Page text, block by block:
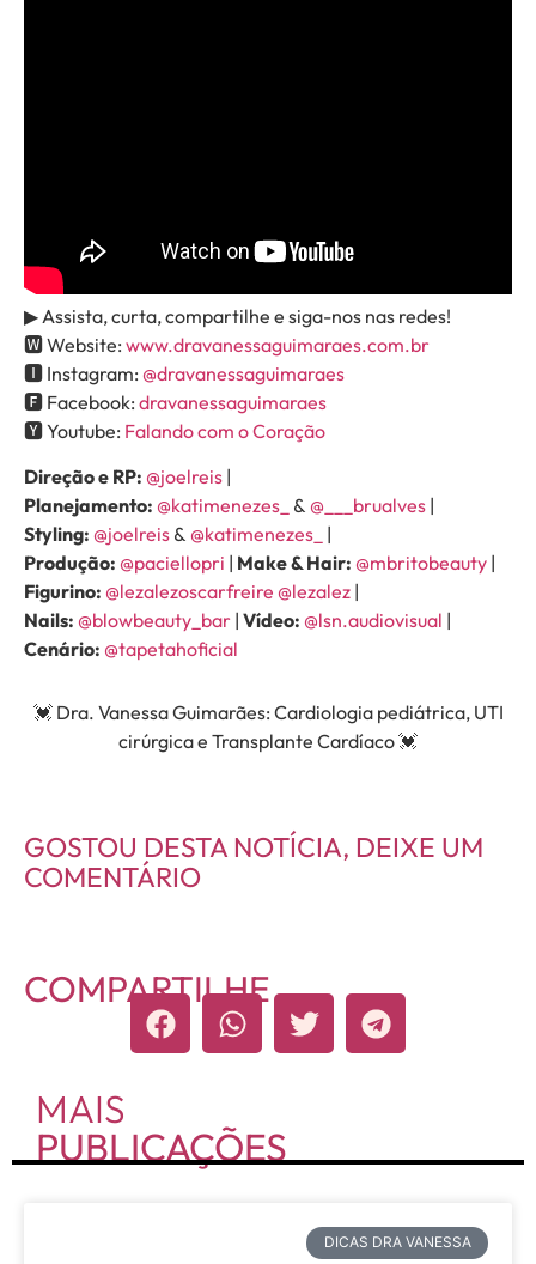
▶ Assista, curta, compartilhe e siga-nos nas redes!
🆆 Website: www.dravanessaguimaraes.com.br
🅸 Instagram: @dravanessaguimaraes
🅵 Facebook: dravanessaguimaraes
🆈 Youtube: Falando com o Coração
Direção e RP: @joelreis |
Planejamento: @katimenezes_ & @___brualves |
Styling: @joelreis & @katimenezes_ |
Produção: @paciellopri | Make & Hair: @mbritobeauty |
Figurino: @lezalezoscarfreire @lezalez |
Nails: @blowbeauty_bar | Vídeo: @lsn.audiovisual |
Cenário: @tapetahoficial
💓 Dra. Vanessa Guimarães: Cardiologia pediátrica, UTI
cirúrgica e Transplante Cardíaco 💓
GOSTOU DESTA NOTÍCIA, DEIXE UM
COMENTÁRIO
COMPARTILHE
MAIS
PUBLICAÇÕES
DICAS DRA VANESSA